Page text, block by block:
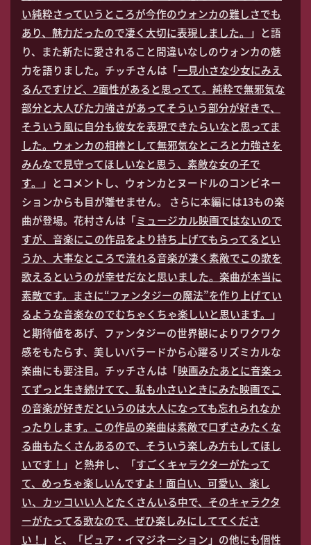
い純粋さっていうところが今作のウォンカの難しさでも
あり、魅力だったので凄く大切に表現しました。
」と語
り、また新たに愛されること間違いなしのウォンカの魅
力を語りました。チッチさんは「一見小さな少女にみえ
るんですけど、2面性があると思ってて。純粋で無邪気な
部分と大人びた力強さがあってそういう部分が好きで、
そういう風に自分も彼女を表現できたらいなと思ってま
した。ウォンカの相棒として無邪気なところと力強さを
みんなで見守ってほしいなと思う、素敵な女の子で
す。
」とコメントし、ウォンカとヌードルのコンビネー
ションからも目が離せません。 さらに本編には13もの楽
曲が登場。花村さんは「ミュージカル映画ではないので
すが、音楽にこの作品をより持ち上げてもらってるとい
うか、大事なところで流れる音楽が凄く素敵でこの歌を
歌えるというのが幸せだなと思いました。楽曲が本当に
素敵です。まさに“ファンタジーの魔法”を作り上げてい
るような音楽なのでむちゃくちゃ楽しいと思います。
」
と期待値をあげ、ファンタジーの世界観によりワクワク
感をもたらす、美しいバラードから心躍るリズミカルな
楽曲にも要注目。チッチさんは「映画みたあとに音楽っ
てずっと生き続けてて、私も小さいときにみた映画でこ
の音楽が好きだというのは大人になっても忘れられなか
ったりします。この作品の楽曲は素敵で口ずさみたくな
る曲もたくさんあるので、そういう楽しみ方もしてほし
いです！ 」と熱弁し、「すごくキャラクターがたって
て、めっちゃ楽しいんですよ！面白い、可愛い、楽し
い、カッコいい人とたくさんいる中で、そのキャラクタ
ーがたってる歌なので、ぜひ楽しみにしててくださ
い！ 」と、「ピュア・イマジネーション」の他にも個性